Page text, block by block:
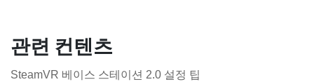
관련 컨텐츠
SteamVR 베이스 스테이션 2.0 설정 팁